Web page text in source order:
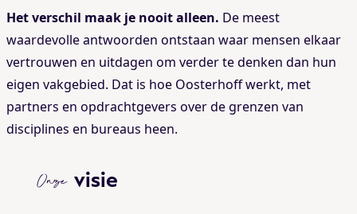
Het verschil maak je nooit alleen. De meest
waardevolle antwoorden ontstaan waar mensen elkaar
vertrouwen en uitdagen om verder te denken dan hun
eigen vakgebied. Dat is hoe Oosterhoff werkt, met
partners en opdrachtgevers over de grenzen van
disciplines en bureaus heen.
Onze visie